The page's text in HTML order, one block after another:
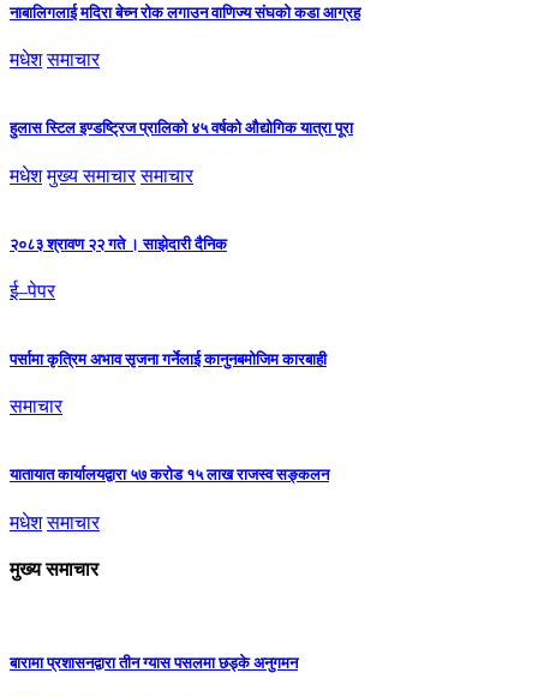
नाबालिगलाई मदिरा बेच्न रोक लगाउन वाणिज्य संघको कडा आग्रह
मधेश समाचार
हुलास स्टिल इण्डष्ट्रिज प्रालिको ४५ वर्षको औद्योगिक यात्रा पूरा
मधेश मुख्य समाचार समाचार
२०८३ श्रावण २२ गते । साझेदारी दैनिक
ई–पेपर
पर्सामा कृत्रिम अभाव सृजना गर्नेलाई कानुनबमोजिम कारबाही
समाचार
यातायात कार्यालयद्वारा ५७ करोड १५ लाख राजस्व सङ्कलन
मधेश समाचार
मुख्य समाचार
बारामा प्रशासनद्वारा तीन ग्यास पसलमा छड्के अनुगमन